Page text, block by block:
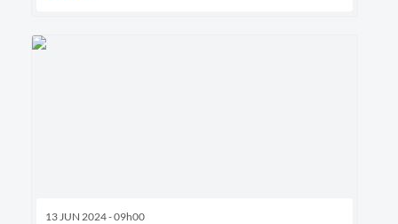
13 JUN 2024 - 09h00